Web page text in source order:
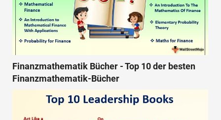
Finanzmathematik Bücher - Top 10 der besten
Finanzmathematik-Bücher